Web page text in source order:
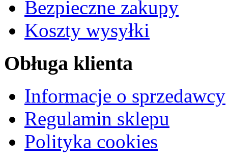
Bezpieczne zakupy
Koszty wysyłki
Obługa klienta
Informacje o sprzedawcy
Regulamin sklepu
Polityka cookies